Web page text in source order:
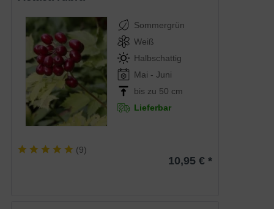
Sommergrün
Weiß
Halbschattig
Mai - Juni
bis zu 50 cm
Lieferbar
(9)
10,95 € *